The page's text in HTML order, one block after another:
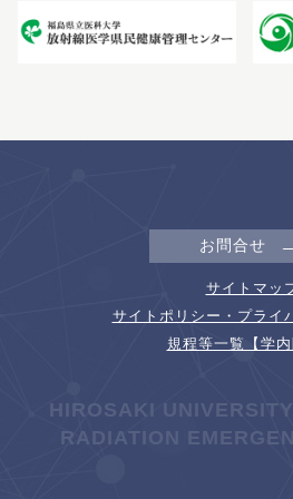
お問合せ
サイトマッ
サイトポリシー・プライ
規程等一覧【学内
HIROSAKI
RADIATION